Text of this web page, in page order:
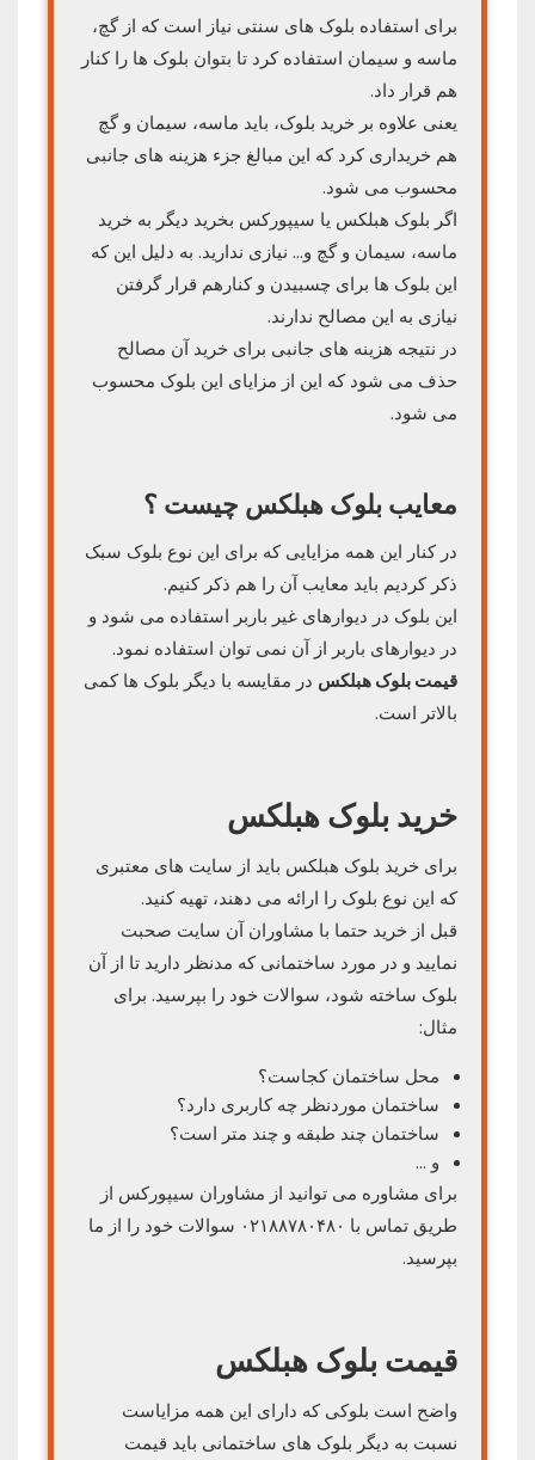
برای استفاده بلوک های سنتی نیاز است که از گچ،
ماسه و سیمان استفاده کرد تا بتوان بلوک ها را کنار
هم قرار داد.
یعنی علاوه بر خرید بلوک، باید ماسه، سیمان و گچ
هم خریداری کرد که این مبالغ جزء هزینه های جانبی
محسوب می شود.
اگر بلوک هبلکس یا سیپورکس بخرید دیگر به خرید
ماسه، سیمان و گچ و… نیازی ندارید. به دلیل این که
این بلوک ها برای چسبیدن و کنارهم قرار گرفتن
نیازی به این مصالح ندارند.
در نتیجه هزینه های جانبی برای خرید آن مصالح
حذف می شود که این از مزایای این بلوک محسوب
می شود.
معایب بلوک هبلکس چیست ؟
در کنار این همه مزایایی که برای این نوع بلوک سبک
ذکر کردیم باید معایب آن را هم ذکر کنیم.
این بلوک در دیوارهای غیر باربر استفاده می شود و
در دیوارهای باربر از آن نمی توان استفاده نمود.
قیمت بلوک هبلکس در مقایسه با دیگر بلوک ها کمی
بالاتر است.
خرید بلوک هبلکس
برای خرید بلوک هبلکس باید از سایت های معتبری
که این نوع بلوک را ارائه می دهند، تهیه کنید.
قبل از خرید حتما با مشاوران آن سایت صحبت
نمایید و در مورد ساختمانی که مدنظر دارید تا از آن
بلوک ساخته شود، سوالات خود را بپرسید. برای
مثال:
محل ساختمان کجاست؟
ساختمان موردنظر چه کاربری دارد؟
ساختمان چند طبقه و چند متر است؟
و …
برای مشاوره می توانید از مشاوران سیپورکس از
طریق تماس با ۰۲۱۸۸۷۸۰۴۸۰ سوالات خود را از ما
بپرسید.
قیمت بلوک هبلکس
واضح است بلوکی که دارای این همه مزایاست
نسبت به دیگر بلوک های ساختمانی باید قیمت